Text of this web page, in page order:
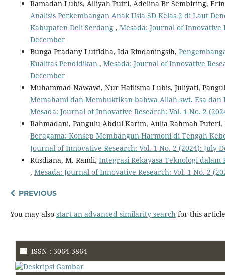
Ramadan Lubis, Alliyah Putri, Adelina Br Sembiring,
Analisis Perkembangan Anak Usia SD Kelas 2 di Laut
Kabupaten Deli Serdang , Mesada: Journal of Innovative
December
Bunga Pradany Lutfidha, Ida Rindaningsih,
Kualitas Pendidikan , Mesada: Journal of Innovative
December
Muhammad Nawawi, Nur Haflisma Lubis, Juliyati,
Memahami dan Membuktikan bahwa Allah swt. Esa
Mesada: Journal of Innovative Research: Vol. 1 No. 2
Rahmadani, Pangulu Abdul Karim, Aulia Rahmah
Beragama: Konsep Membangun Harmoni di Tengah
Journal of Innovative Research: Vol. 1 No. 2 (2024): July-
Rusdiana, M. Ramli, Integrasi Rekayasa Teknologi
, Mesada: Journal of Innovative Research: Vol. 1 No. 2
PREVIOUS
You may also start an advanced similarity searchfor this
ISSN : 3064-3864